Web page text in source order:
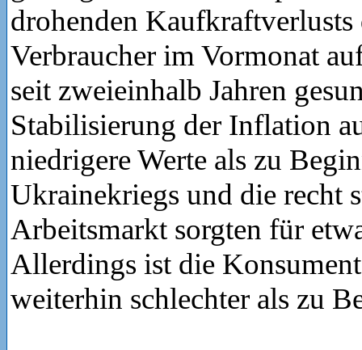
drohenden
Verbraucher im Vormonat
seit zweieinhalb Jahren
Stabilisierung der Inflation
niedrigere Werte als zu
Ukrainekriegs und die recht
Arbeitsmarkt sorgten für
Allerdings ist die
weiterhin schlechter als zu